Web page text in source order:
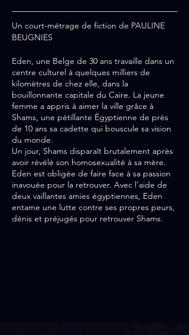
Un court-métrage de fiction de PAULINE
BEUGNIES
Eden, une Belge de 30 ans travaille dans un
centre culturel à quelques milliers de
kilomètres de chez elle, dans la
bouillonnante capitale du Caire. La jeune
femme a appris à aimer la ville grâce à
Shams, une pétillante Égyptienne de près
de 10 ans sa cadette qui bouscule sa vision
du monde.
Un jour, Shams disparaît brutalement après
avoir révélé son homosexualité à sa mère.
Eden est obligée de faire face à sa passion
inavouée pour la retrouver. Avec l’aide de
deux vaillantes amies égyptiennes, Eden
entame une lutte contre ses propres peurs,
dénis et préjugés pour retrouver Shams.